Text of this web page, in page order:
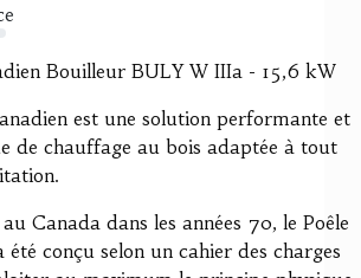
Bouilleur BULY W IIIa - 15,6 kW
est une solution performante et
de chauffage au bois adaptée à tout
Canada dans les années 70, le Poêle
été conçu selon un cahier des charges